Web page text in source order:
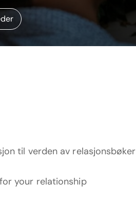
til verden av relasjonsbøker
your relationship